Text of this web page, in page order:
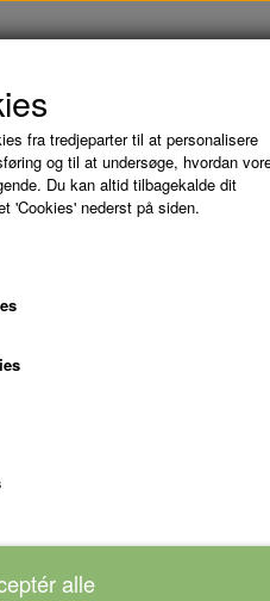
tilbud THE
fra tredjeparter til at personalisere
og til at undersøge, hvordan
Du kan altid tilbagekalde dit
'Cookies' nederst på siden.
alle